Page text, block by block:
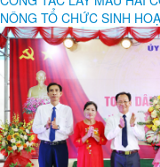
NÔNG TỔ CHỨC SINH